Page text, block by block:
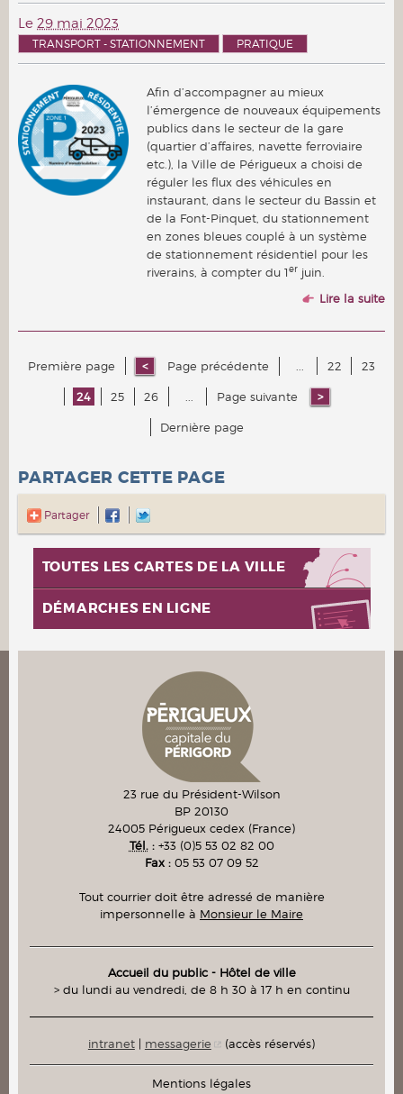
Le 29 mai 2023
TRANSPORT - STATIONNEMENT PRATIQUE
Afin d’accompagner au mieux
l’émergence de nouveaux équipements
publics dans le secteur de la gare
(quartier d’affaires, navette ferroviaire
etc.), la Ville de Périgueux a choisi de
réguler les flux des véhicules en
instaurant, dans le secteur du Bassin et
de la Font-Pinquet, du stationnement
en zones bleues couplé à un système
de stationnement résidentiel pour les
riverains, à compter du 1erjuin.
Lire la suite
Première page Page précédente ... 22 23
24 25 26 Page suivante
Dernière page
PARTAGER CETTE PAGE
Partager
TOUTES LES CARTES DE LA VILLE
DÉMARCHES EN LIGNE
23 rue du Président-Wilson
BP 20130
24005 Périgueux cedex (France)
Tél. : +33 (0)5 53 02 82 00
Fax : 05 53 07 09 52
Tout courrier doit être adressé de manière
impersonnelle à Monsieur le Maire
Accueil du public - Hôtel de ville
> du lundi au vendredi, de 8 h 30 à 17 h en continu
intranet| messagerie (accès réservés)
Mentions légales